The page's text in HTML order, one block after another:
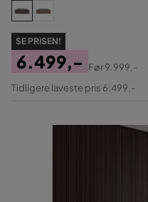
SE PRISEN!
Pris
6.499,-
Original
Før9.999,-
Tidligere laveste pris 6.499,-